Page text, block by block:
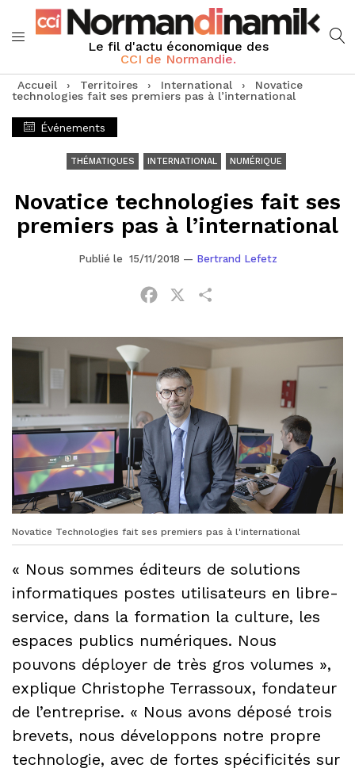
Le fil d'actu économique des
CCI de Normandie.
Accueil › Territoires › International ›
Novatice
technologies fait ses premiers pas à l’international
Événements
THÉMATIQUES INTERNATIONAL NUMÉRIQUE
Novatice technologies fait ses
premiers pas à l’international
Publié le 15/11/2018 — Bertrand Lefetz
Facebook
Novatice Technologies fait ses premiers pas à l'international
« Nous sommes éditeurs de solutions
informatiques postes utilisateurs en libre-
service, dans la formation la culture, les
espaces publics numériques. Nous
pouvons déployer de très gros volumes »,
explique Christophe Terrassoux, fondateur
de l’entreprise. « Nous avons déposé trois
brevets, nous développons notre propre
technologie, avec de fortes spécificités sur